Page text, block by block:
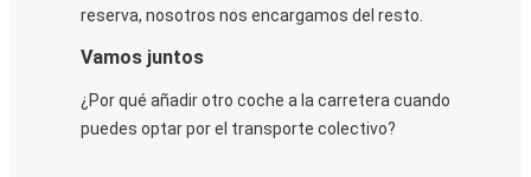
reserva, nosotros nos encargamos del resto.
Vamos juntos
¿Por qué añadir otro coche a la carretera cuando
puedes optar por el transporte colectivo?